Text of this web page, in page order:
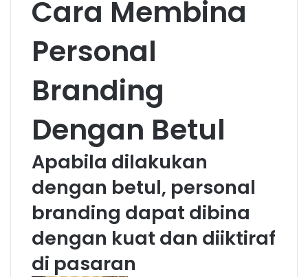
Cara Membina
Personal
Branding
Dengan Betul
Apabila dilakukan
dengan betul, personal
branding dapat dibina
dengan kuat dan diiktiraf
di pasaran